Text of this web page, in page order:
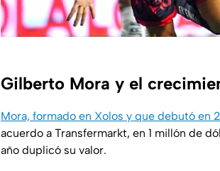
Gilberto Mora y el
Mora, formado en Xolos y que debutó en
acuerdo a Transfermarkt, en 1 millón de
año duplicó su valor.